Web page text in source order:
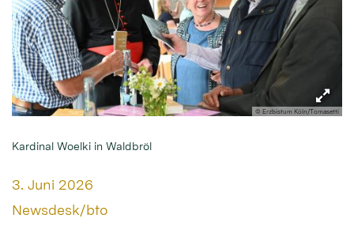
© Erzbistum Köln/Tomasetti
Kardinal Woelki in Waldbröl
Datum:
3. Juni 2026
Von:
Newsdesk/bto